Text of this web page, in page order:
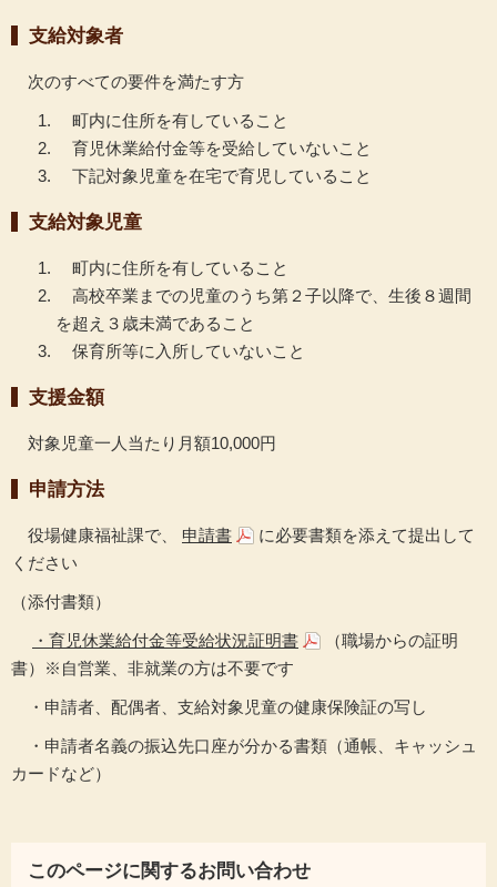
支給対象者
次のすべての要件を満たす方
町内に住所を有していること
育児休業給付金等を受給していないこと
下記対象児童を在宅で育児していること
支給対象児童
町内に住所を有していること
高校卒業までの児童のうち第２子以降で、生後８週間
を超え３歳未満であること
保育所等に入所していないこと
支援金額
対象児童一人当たり月額10,000円
申請方法
役場健康福祉課で、 申請書
に必要書類を添えて提出して
ください
（添付書類）
・育児休業給付金等受給状況証明書
（職場からの証明
書）※自営業、非就業の方は不要です
・申請者、配偶者、支給対象児童の健康保険証の写し
・申請者名義の振込先口座が分かる書類（通帳、キャッシュ
カードなど）
このページに関するお問い合わせ